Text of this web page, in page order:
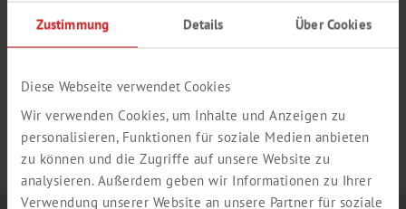
Zustimmung Details Über Cookies
Diese Webseite verwendet Cookies
Wir verwenden Cookies, um Inhalte und Anzeigen zu
personalisieren, Funktionen für soziale Medien anbieten
zu können und die Zugriffe auf unsere Website zu
analysieren. Außerdem geben wir Informationen zu Ihrer
Verwendung unserer Website an unsere Partner für soziale
add_circle_outline Freie Anfrageposition hinzufügen
IHR ANFRAGEKORB IST LEER.